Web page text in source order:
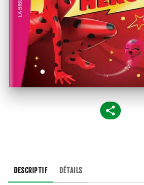
DESCRIPTIF DÉTAILS